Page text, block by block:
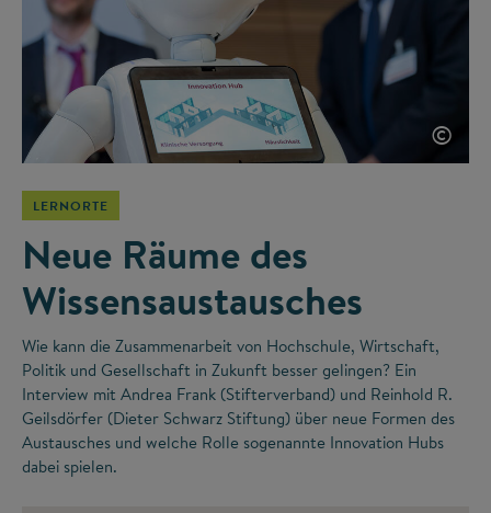
©
LERNORTE
Neue Räume des
Wissensaustausches
Wie kann die Zusammenarbeit von Hochschule, Wirtschaft,
Politik und Gesellschaft in Zukunft besser gelingen? Ein
Interview mit Andrea Frank (Stifterverband) und Reinhold R.
Geilsdörfer (Dieter Schwarz Stiftung) über neue Formen des
Austausches und welche Rolle sogenannte Innovation Hubs
dabei spielen.